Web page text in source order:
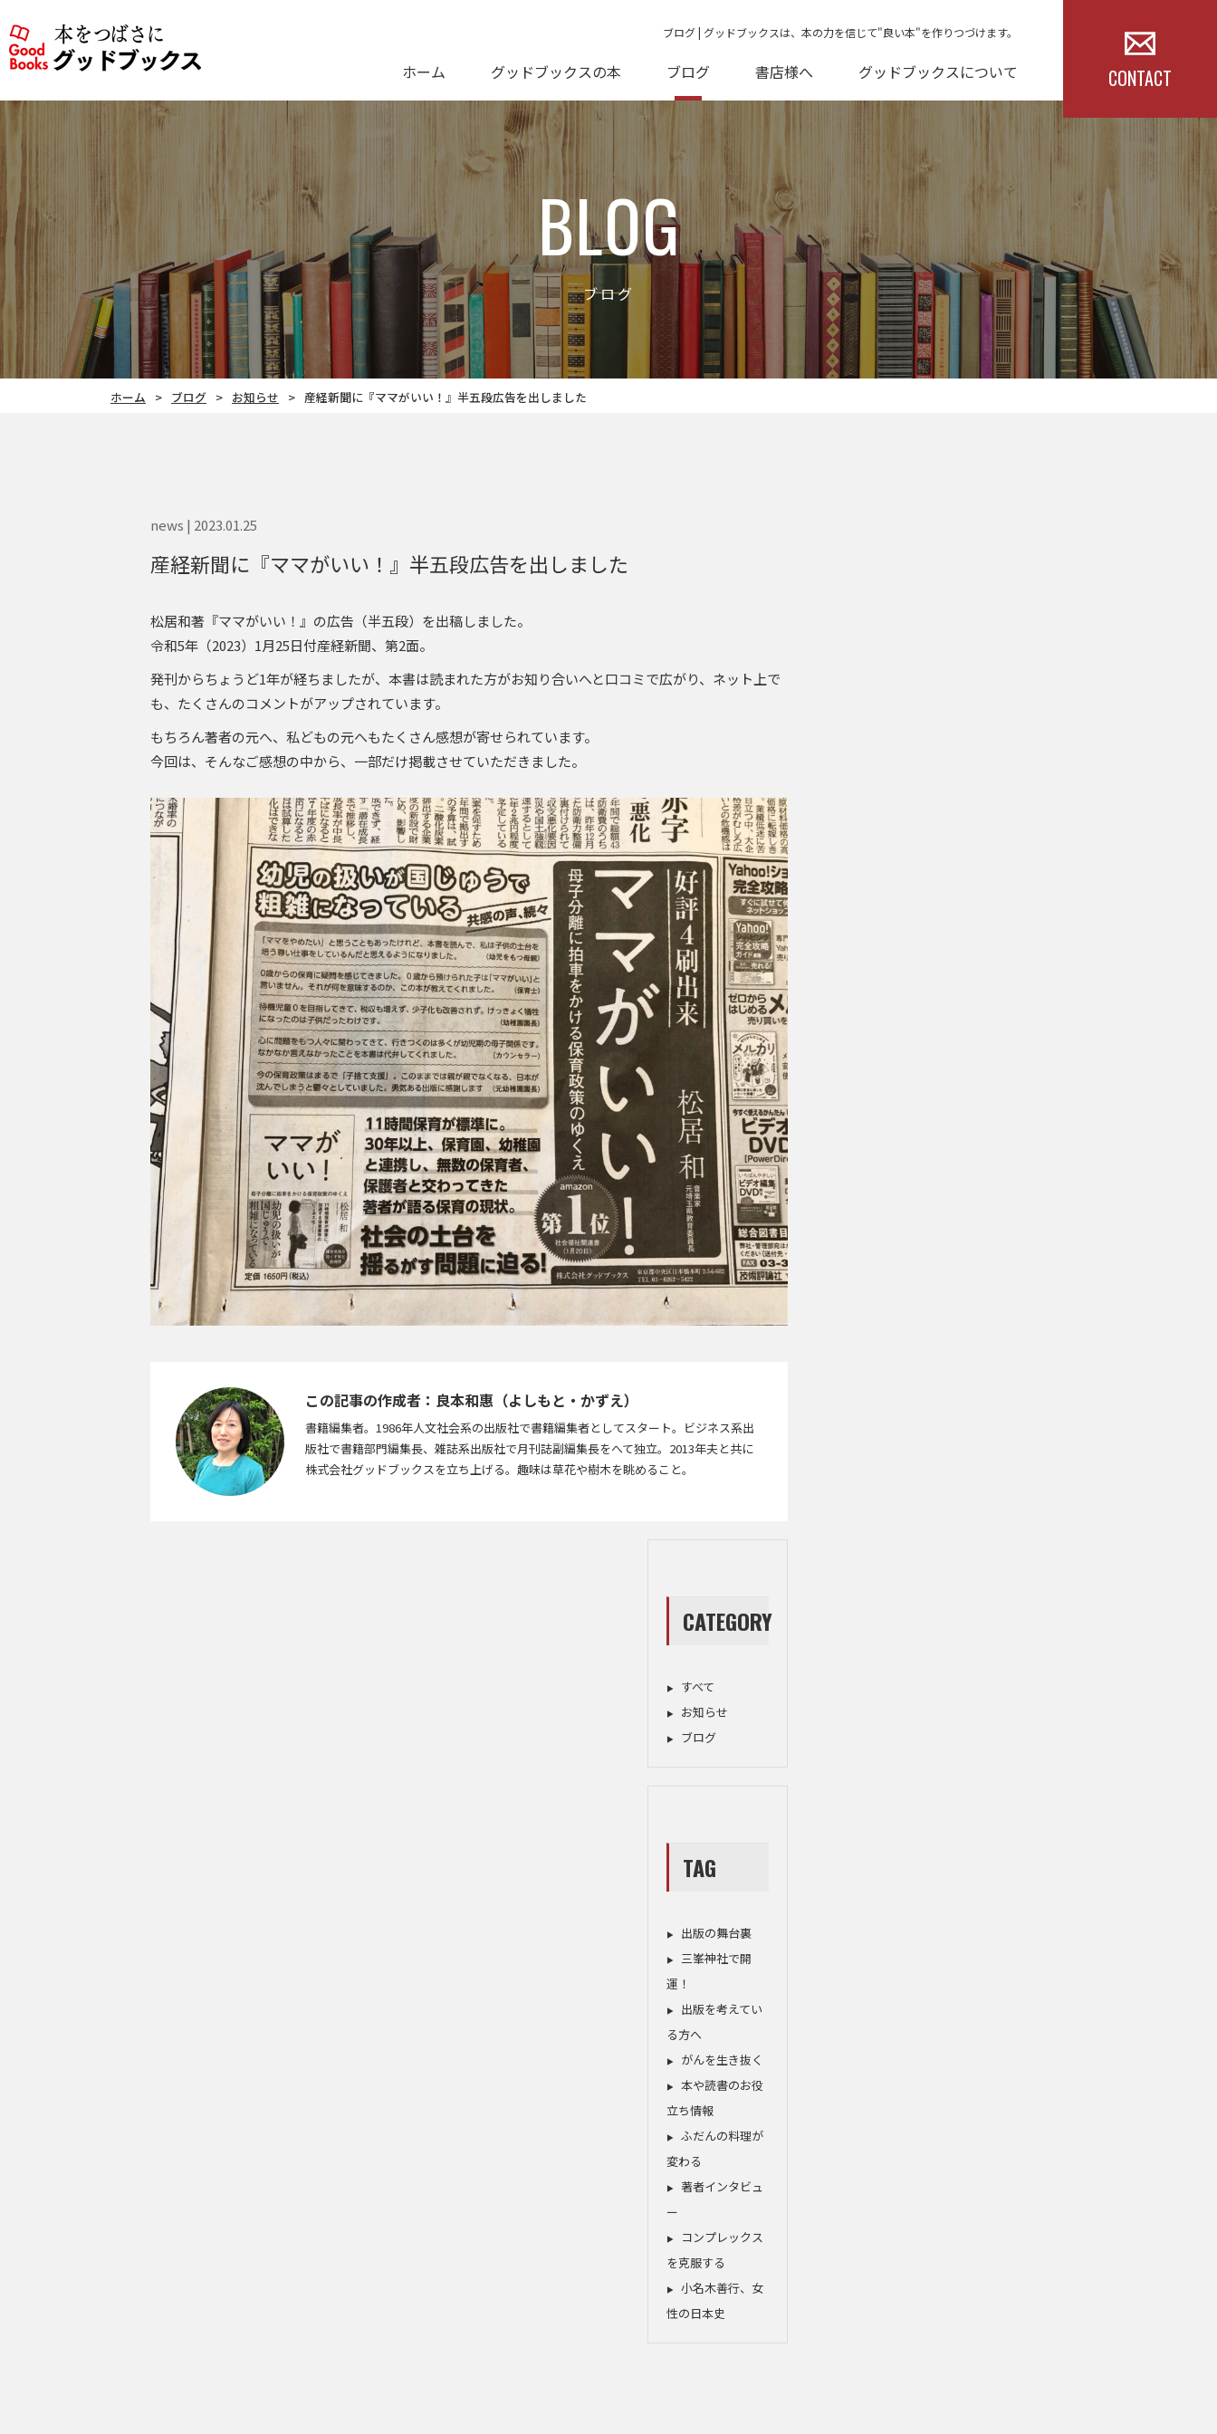
ブログ | グッドブックスは、本の力を信じて"良い本"を作りつづけます。
ホーム グッドブックスの本 ブログ 書店様へ グッドブックスについて CONTACT
BLOG
ブログ
ホーム ブログ お知らせ 産経新聞に『ママがいい！』半五段広告を出しました
news | 2023.01.25
産経新聞に『ママがいい！』半五段広告を出しました
松居和著『ママがいい！』の広告（半五段）を出稿しました。
令和5年（2023）1月25日付産経新聞、第2面。
発刊からちょうど1年が経ちましたが、本書は読まれた方がお知り合いへと口コミで広がり、ネット上で
も、たくさんのコメントがアップされています。
もちろん著者の元へ、私どもの元へもたくさん感想が寄せられています。
今回は、そんなご感想の中から、一部だけ掲載させていただきました。
この記事の作成者：良本和惠（よしもと・かずえ）
書籍編集者。1986年人文社会系の出版社で書籍編集者としてスタート。ビジネス系出
版社で書籍部門編集長、雑誌系出版社で月刊誌副編集長をへて独立。2013年夫と共に
株式会社グッドブックスを立ち上げる。趣味は草花や樹木を眺めること。
CATEGORY
すべて
お知らせ
ブログ
TAG
出版の舞台裏
三峯神社で開
運！
出版を考えてい
る方へ
がんを生き抜く
本や読書のお役
立ち情報
ふだんの料理が
変わる
著者インタビュ
ー
コンプレックス
を克服する
小名木善行、女
性の日本史